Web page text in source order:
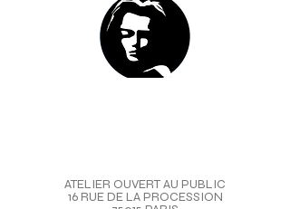
ATELIER OUVERT AU PUBLIC
16 RUE DE LA PROCESSION